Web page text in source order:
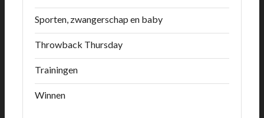
Sporten, zwangerschap en baby
Throwback Thursday
Trainingen
Winnen